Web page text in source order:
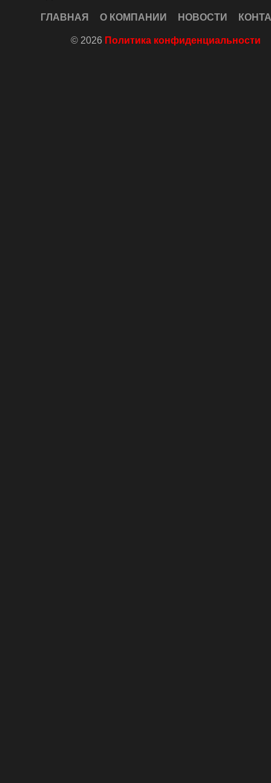
ГЛАВНАЯ О КОМПАНИИ НОВОСТИ
© 2026 Политика конфиденциальности